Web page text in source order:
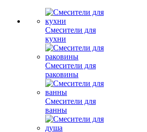
Смесители для
кухни
Смесители для
раковины
Смесители для
ванны